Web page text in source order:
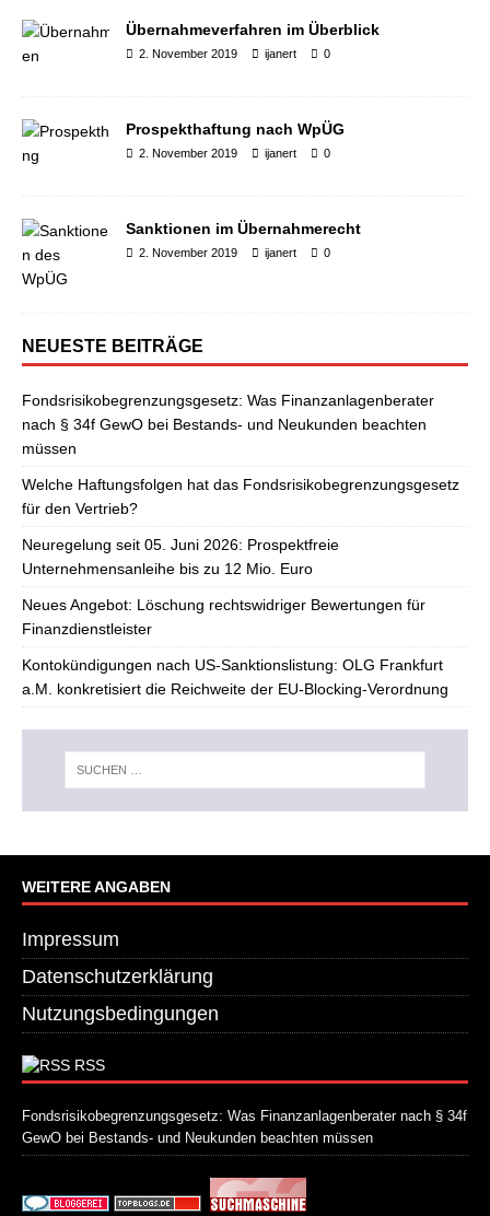
Übernahmeverfahren im Überblick
2. November 2019 ijanert 0
Prospekthaftung nach WpÜG
2. November 2019 ijanert 0
Sanktionen im Übernahmerecht
2. November 2019 ijanert 0
NEUESTE BEITRÄGE
Fondsrisikobegrenzungsgesetz: Was Finanzanlagenberater
nach § 34f GewO bei Bestands- und Neukunden beachten
müssen
Welche Haftungsfolgen hat das Fondsrisikobegrenzungsgesetz
für den Vertrieb?
Neuregelung seit 05. Juni 2026: Prospektfreie
Unternehmensanleihe bis zu 12 Mio. Euro
Neues Angebot: Löschung rechtswidriger Bewertungen für
Finanzdienstleister
Kontokündigungen nach US-Sanktionslistung: OLG Frankfurt
a.M. konkretisiert die Reichweite der EU-Blocking-Verordnung
WEITERE ANGABEN
Impressum
Datenschutzerklärung
Nutzungsbedingungen
RSS
Fondsrisikobegrenzungsgesetz: Was Finanzanlagenberater nach § 34f
GewO bei Bestands- und Neukunden beachten müssen